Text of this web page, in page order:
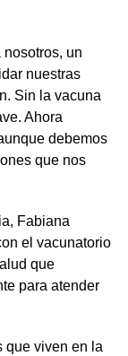
nosotros, un
nuestras
Sin la vacuna
Ahora
debemos
que nos
Fabiana
el vacunatorio
que
para atender
que viven en la